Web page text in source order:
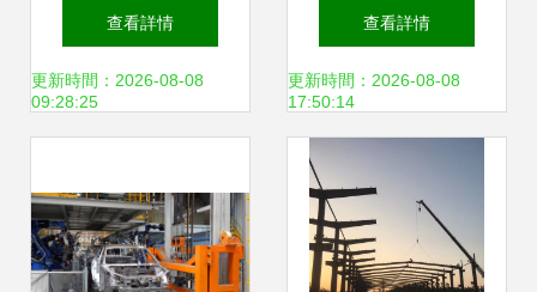
期股中孕育偉大公
司（下）——驪閱
工程施工篇
查看詳情
更新時間：2026-08-08
09:28:25
(chuàng)新 2024年
汽車制造業(yè)博
覽會涂裝工程施工
專題前瞻
查看詳情
更新時間：2026-08-08
17:50:14